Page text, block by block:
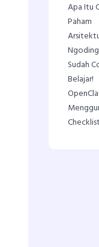
Apa Itu
Paham
Sudah
Belajar!